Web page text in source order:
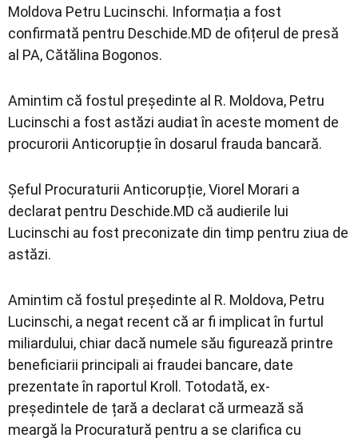
Moldova Petru Lucinschi. Informația a fost
confirmată pentru Deschide.MD de ofițerul de presă
al PA, Cătălina Bogonos.
Amintim că fostul președinte al R. Moldova, Petru
Lucinschi a fost astăzi audiat în aceste moment de
procurorii Anticorupție în dosarul frauda bancară.
Șeful Procuraturii Anticorupție, Viorel Morari a
declarat pentru Deschide.MD că audierile lui
Lucinschi au fost preconizate din timp pentru ziua de
astăzi.
Amintim că fostul președinte al R. Moldova, Petru
Lucinschi, a negat recent că ar fi implicat în furtul
miliardului, chiar dacă numele său figurează printre
beneficiarii principali ai fraudei bancare, date
prezentate în raportul Kroll. Totodată, ex-
președintele de țară a declarat că urmează să
meargă la Procuratură pentru a se clarifica cu